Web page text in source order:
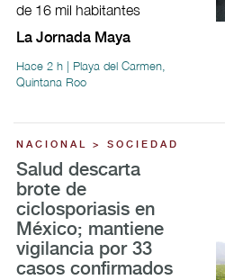
de 16 mil habitantes
La Jornada Maya
Hace 2 h | Playa del Carmen,
Quintana Roo
NACIONAL > SOCIEDAD
Salud descarta
brote de
ciclosporiasis en
México; mantiene
vigilancia por 33
casos confirmados